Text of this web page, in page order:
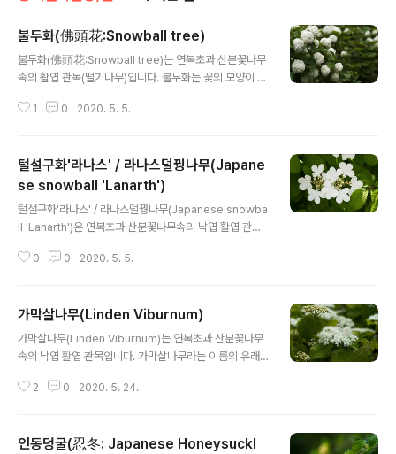
불두화(佛頭花:Snowball tree)
불두화(佛頭花:Snowball tree)는 연복초과 산분꽃나무
속의 활엽 관목(떨기나무)입니다. 불두화는 꽃의 모양이 부
한 꽃을 피는 시기가 부처님 오신날인 음력 4월 8일 전후
으로 번식을 합니다. 또한 불두화는 백당나무를 원예용으
로 변종된 나무입니다. 꽃이 피면 매우 연한 녹색이었다가
시간이 지나면 하얀색으로 바뀝니다. 불두화의 꽃말은 "은
혜", "베품", "무념", "제행무상(諸行無常)"입니다. 제행무
상(諸行無常): 우주의 모든 사물은 늘 돌고 변하여 한 모
양으로 머물러 있지 않는다. 학명 Viburnum sargenti B
1 0 2020. 5. 5.
털설구화'라나스' / 라나스덜꿩나무(Japane
se snowball 'Lanarth')
털설구화'라나스' / 라나스덜꿩나무(Japanese snowba
ll 'Lanarth')은 연복초과 산분꽃나무속의 낙엽 활엽 관목
narth' 분류 식물계 └ 속씨식물문 └ 쌍떡잎식물강 └ 산토
무, 서양덜꿩나무, Japanese snowball 'Lanarth' 원산
지 한국, 중국, 일본
0 0 2020. 5. 5.
가막살나무(Linden Viburnum)
가막살나무(Linden Viburnum)는 연복초과 산분꽃나무
속의 낙엽 활엽 관목입니다. 가막살나무라는 이름의 유래
다. 가막살나무는 불에 강하여 방화수(防火樹: 불을 막아
tatum 분류 식물계 └ 속씨식물문 └ 쌍떡잎식물강 └ 산토
2 0 2020. 5. 24.
인동덩굴(忍冬: Japanese Honeysuckl